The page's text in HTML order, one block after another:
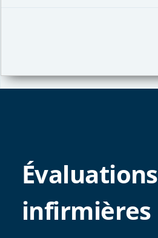
Évaluations
infirmières